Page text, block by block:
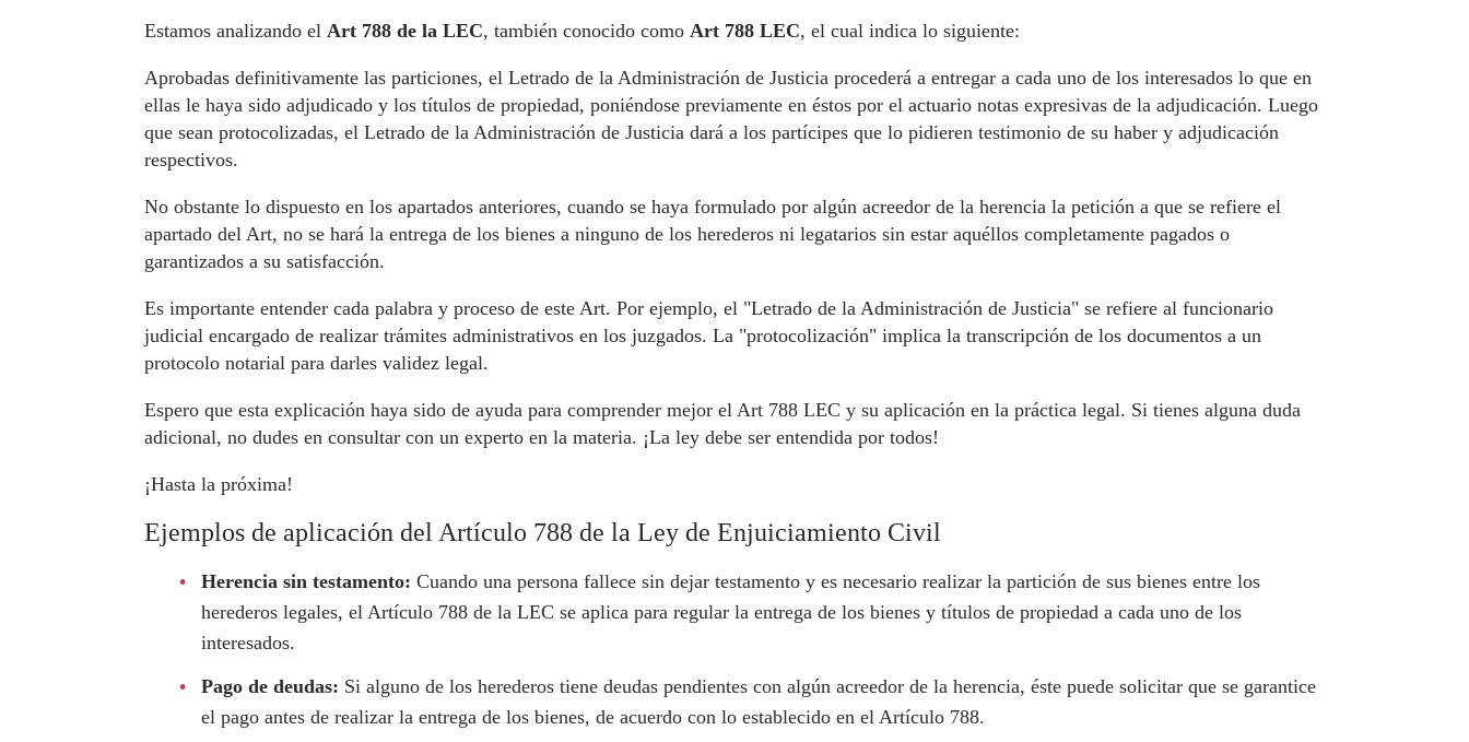
Estamos analizando el Art 788 de la LEC, también conocido como Art 788 LEC, el cual indica lo siguiente:
Aprobadas definitivamente las particiones, el Letrado de la Administración de Justicia procederá a entregar a cada uno de los interesados lo que en
ellas le haya sido adjudicado y los títulos de propiedad, poniéndose previamente en éstos por el actuario notas expresivas de la adjudicación. Luego
que sean protocolizadas, el Letrado de la Administración de Justicia dará a los partícipes que lo pidieren testimonio de su haber y adjudicación
respectivos.
No obstante lo dispuesto en los apartados anteriores, cuando se haya formulado por algún acreedor de la herencia la petición a que se refiere el
apartado del Art, no se hará la entrega de los bienes a ninguno de los herederos ni legatarios sin estar aquéllos completamente pagados o
garantizados a su satisfacción.
Es importante entender cada palabra y proceso de este Art. Por ejemplo, el "Letrado de la Administración de Justicia" se refiere al funcionario
judicial encargado de realizar trámites administrativos en los juzgados. La "protocolización" implica la transcripción de los documentos a un
protocolo notarial para darles validez legal.
Espero que esta explicación haya sido de ayuda para comprender mejor el Art 788 LEC y su aplicación en la práctica legal. Si tienes alguna duda
adicional, no dudes en consultar con un experto en la materia. ¡La ley debe ser entendida por todos!
¡Hasta la próxima!
Ejemplos de aplicación del Artículo 788 de la Ley de Enjuiciamiento Civil
Herencia sin testamento: Cuando una persona fallece sin dejar testamento y es necesario realizar la partición de sus bienes entre los
herederos legales, el Artículo 788 de la LEC se aplica para regular la entrega de los bienes y títulos de propiedad a cada uno de los
interesados.
Pago de deudas: Si alguno de los herederos tiene deudas pendientes con algún acreedor de la herencia, éste puede solicitar que se garantice
el pago antes de realizar la entrega de los bienes, de acuerdo con lo establecido en el Artículo 788.